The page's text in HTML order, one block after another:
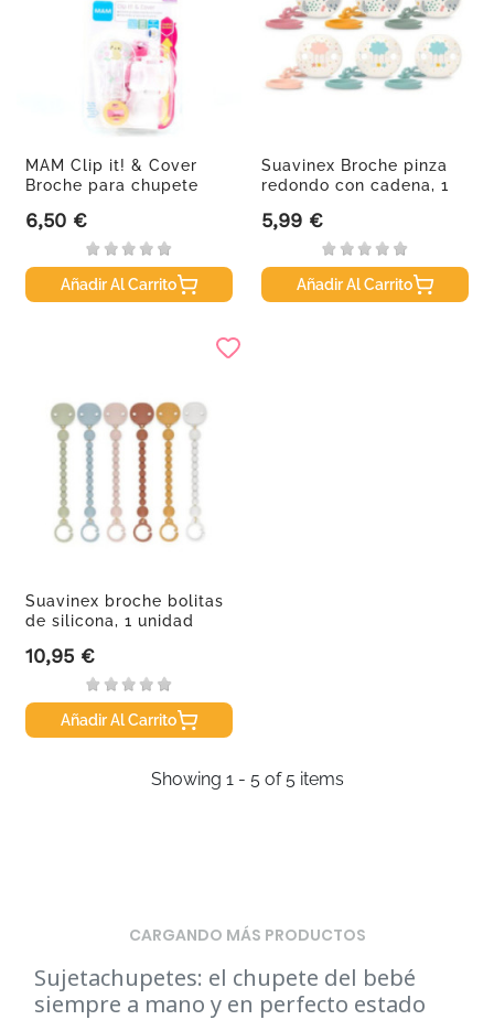
MAM Clip it! & Cover
Broche para chupete
Precio
6,50 €
Añadir Al Carrito
Suavinex Broche pinza
redondo con cadena, 1
Precio
5,99 €
Añadir Al Carrito
Suavinex broche bolitas
de silicona, 1 unidad
Precio
10,95 €
Añadir Al Carrito
Showing 1 - 5 of 5 items
CARGANDO MÁS PRODUCTOS
Sujetachupetes: el chupete del bebé
siempre a mano y en perfecto estado